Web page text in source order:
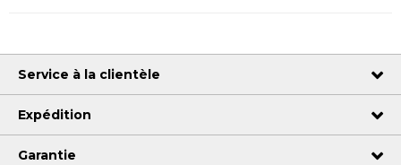
Service à la clientèle
Expédition
Garantie